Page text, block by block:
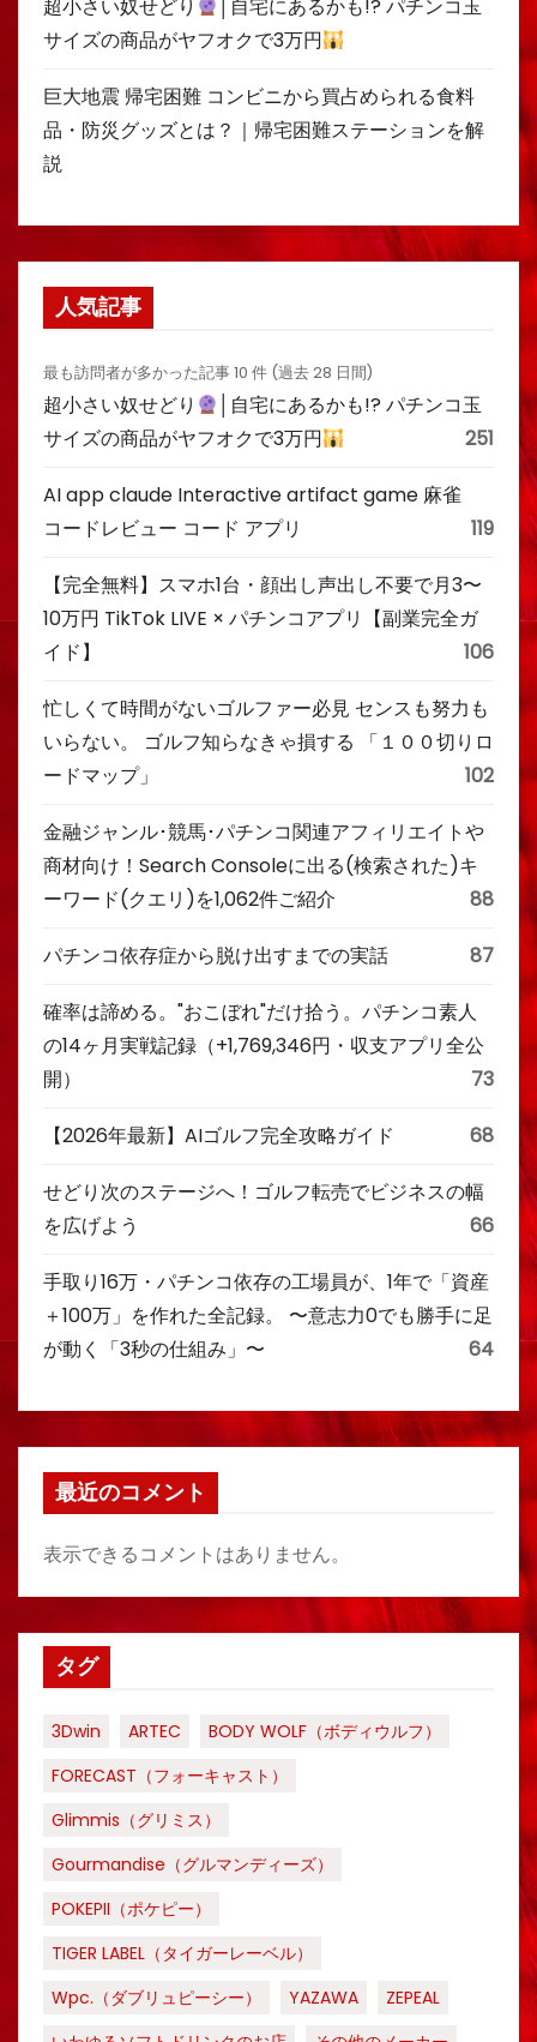
超小さい奴せどり
│自宅にあるかも!? パチンコ玉
サイズの商品がヤフオクで3万円
巨大地震 帰宅困難 コンビニから買占められる食料
品・防災グッズとは？｜帰宅困難ステーションを解
説
人気記事
最も訪問者が多かった記事 10 件 (過去 28 日間)
超小さい奴せどり
│自宅にあるかも!? パチンコ玉
サイズの商品がヤフオクで3万円
251
AI app claude Interactive artifact game 麻雀
コードレビュー コード アプリ
119
【完全無料】スマホ1台・顔出し声出し不要で月3〜
10万円 TikTok LIVE × パチンコアプリ【副業完全ガ
イド】
106
忙しくて時間がないゴルファー必見 センスも努力も
いらない。 ゴルフ知らなきゃ損する 「１００切りロ
ードマップ」
102
金融ジャンル･競馬･パチンコ関連アフィリエイトや
商材向け！Search Consoleに出る(検索された)キ
ーワード(クエリ)を1,062件ご紹介
88
パチンコ依存症から脱け出すまでの実話 87
確率は諦める。"おこぼれ"だけ拾う。パチンコ素人
の14ヶ月実戦記録（+1,769,346円・収支アプリ全公
開）
73
【2026年最新】AIゴルフ完全攻略ガイド 68
せどり次のステージへ！ゴルフ転売でビジネスの幅
を広げよう
66
手取り16万・パチンコ依存の工場員が、1年で「資産
＋100万」を作れた全記録。 〜意志力0でも勝手に足
が動く「3秒の仕組み」〜
64
最近のコメント
表示できるコメントはありません。
タグ
3Dwin ARTEC
BODY WOLF（ボディウルフ）
FORECAST（フォーキャスト）
Glimmis（グリミス）
Gourmandise（グルマンディーズ）
POKEPII（ポケピー）
TIGER LABEL（タイガーレーベル）
Wpc.（ダブリュピーシー）
YAZAWA
ZEPEAL